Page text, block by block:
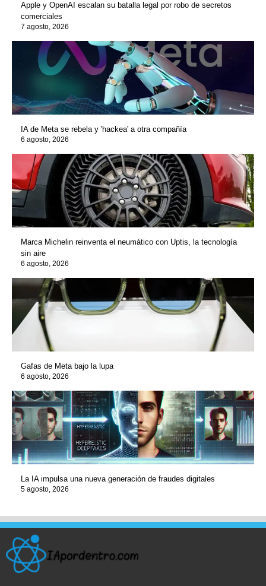
Apple y OpenAI escalan su batalla legal por robo de secretos
comerciales
7 agosto, 2026
IA de Meta se rebela y 'hackea' a otra compañía
6 agosto, 2026
Marca Michelin reinventa el neumático con Uptis, la tecnología
sin aire
6 agosto, 2026
Gafas de Meta bajo la lupa
6 agosto, 2026
La IA impulsa una nueva generación de fraudes digitales
5 agosto, 2026